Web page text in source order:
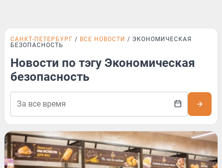
САНКТ-ПЕТЕРБУРГ ВСЕ НОВОСТИ
ЭКОНОМИЧЕСКАЯ
БЕЗОПАСНОСТЬ
Новости по тэгу Экономическая
безопасность